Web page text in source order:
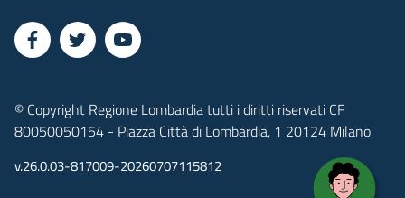
© Copyright Regione Lombardia tutti i diritti riservati CF
80050050154 - Piazza Città di Lombardia, 1 20124 Milano
v.26.0.03-817009-20260707115812